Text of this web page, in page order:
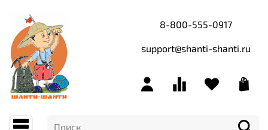
8-800-555-0917
support@shanti-shanti.ru